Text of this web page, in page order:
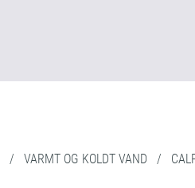
/ VARMT OG KOLDT VAND /